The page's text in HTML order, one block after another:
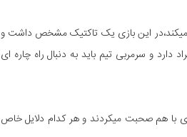
این بازی یک تاکتیک مشخص داشت و
دارد و سرمربی تیم باید به دنبال راه چاره ای
با هم صحبت میکردند و هر کدام دلایل خاص